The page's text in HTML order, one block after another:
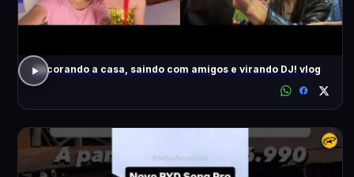
decorando a casa, saindo com amigos e virando DJ! vlog